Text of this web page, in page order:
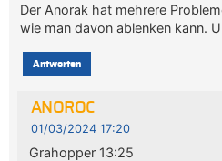
Der Anorak hat mehrere
wie man davon ablenken kann.
Antworten
ANOROC
01/03/2024 17:20
Grahopper 13:25